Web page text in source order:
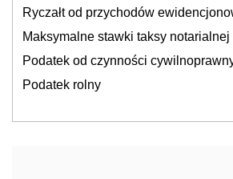
Ryczałt od przychodów
Maksymalne stawki taksy notarialnej
Podatek od czynności
Podatek rolny